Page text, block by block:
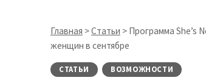
Главная >Статьи > Программа She’s
женщин в сентябре
СТАТЬИ ВОЗМОЖНОСТИ